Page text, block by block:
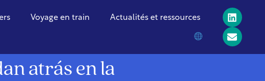
Voyage en train Actualités et ressources
atrás en la